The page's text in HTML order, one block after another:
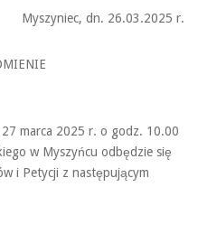
Myszyniec, dn. 26.03.2025 r.
marca 2025 r. o godz. 10.00
w Myszyńcu odbędzie się
i Petycji z następującym